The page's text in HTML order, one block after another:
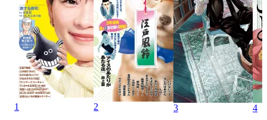
1 2 3 4